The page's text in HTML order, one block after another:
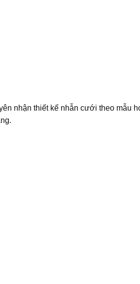
nhận thiết kế nhẫn cưới theo mẫu